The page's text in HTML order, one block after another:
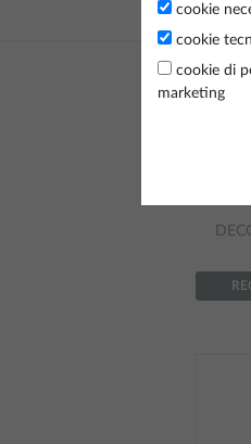
cookie
cookie
cookie di
marketing